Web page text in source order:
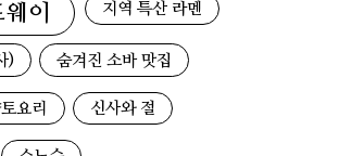
이 지역 특산 라멘
) 숨겨진 소바 맛집
요리 신사와 절